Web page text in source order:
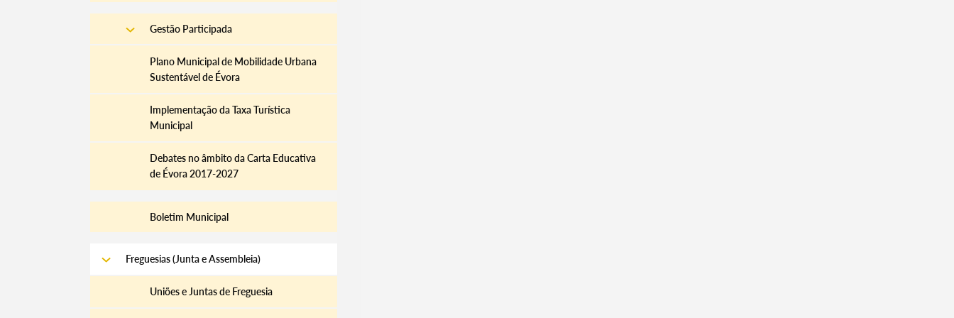
Gestão Participada
Plano Municipal de Mobilidade Urbana
Sustentável de Évora
Implementação da Taxa Turística
Municipal
Debates no âmbito da Carta Educativa
de Évora 2017-2027
Boletim Municipal
Freguesias (Junta e Assembleia)
Uniões e Juntas de Freguesia